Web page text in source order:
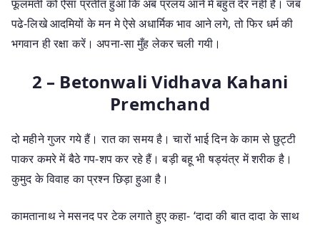
फूलमती को ऐसा प्रतीत हुआ कि अब प्रलय आने में बहुत देर नहीं है। जब
पढे-लिखे आदमियों के मन मे ऐसे अधार्मिक भाव आने लगे, तो फिर धर्म की
भगवान ही रक्षा करें। अपना-सा मुँह लेकर चली गयी।
2 – Betonwali Vidhava Kahani
Premchand
दो महीने गुजर गये हैं। रात का समय है। चारों भाई दिन के काम से छुट्टी
पाकर कमरे में बैठे गप-शप कर रहे हैं। बड़ी बहू भी षड्यंत्र में शरीक है।
कुमुद के विवाह का प्रश्न छिड़ा हुआ है।
कामतानाथ ने मसनद पर टेक लगाते हुए कहा- ‘दादा की बात दादा के साथ